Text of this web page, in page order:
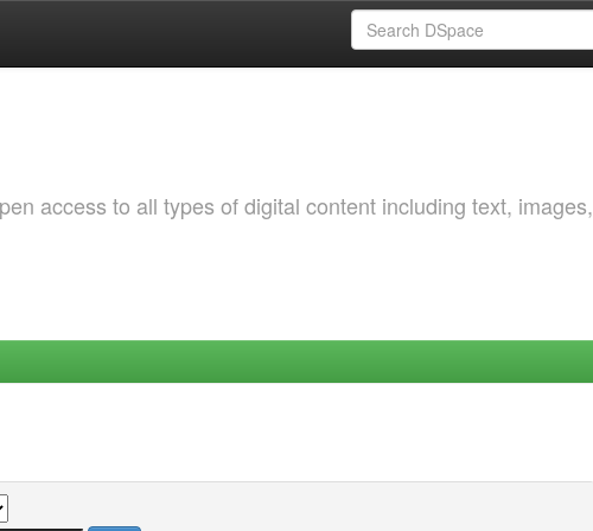
access to all types of digital content including text, images,